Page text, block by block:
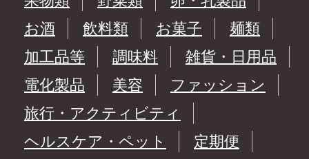
お酒
飲料類 お菓子
麺類
加工品等
調味料
雑貨・日用品
電化製品
美容
ファッション
旅行・アクティビティ
ヘルスケア・ペット
定期便